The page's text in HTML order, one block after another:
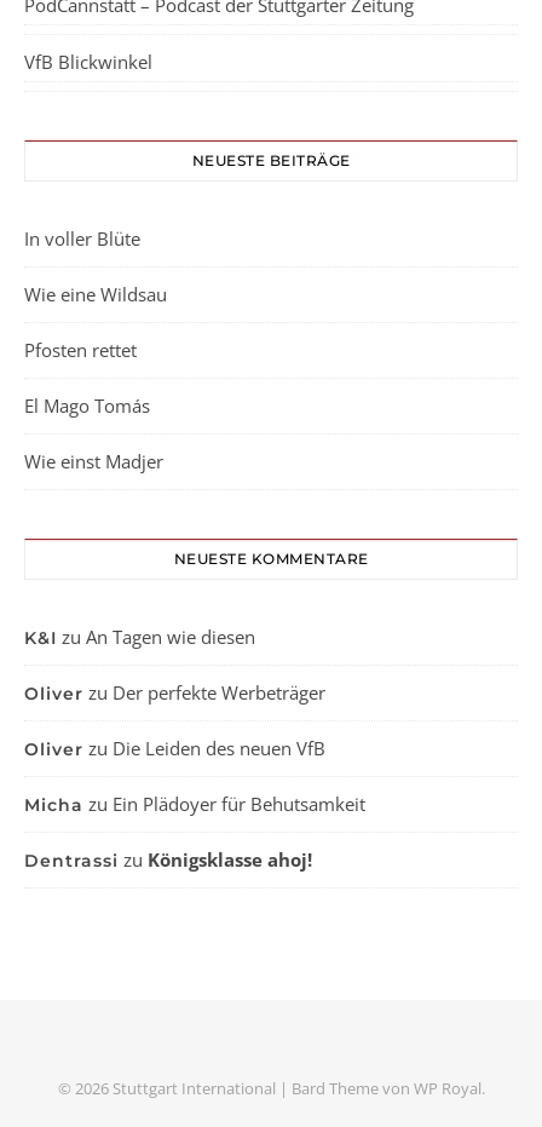
PodCannstatt – Podcast der Stuttgarter Zeitung
VfB Blickwinkel
NEUESTE BEITRÄGE
In voller Blüte
Wie eine Wildsau
Pfosten rettet
El Mago Tomás
Wie einst Madjer
NEUESTE KOMMENTARE
K&I zu An Tagen wie diesen
Oliver zu Der perfekte Werbeträger
Oliver zu Die Leiden des neuen VfB
Micha zu Ein Plädoyer für Behutsamkeit
Dentrassi zu Königsklasse ahoj!
© 2026 Stuttgart International | Bard Theme von WP Royal.